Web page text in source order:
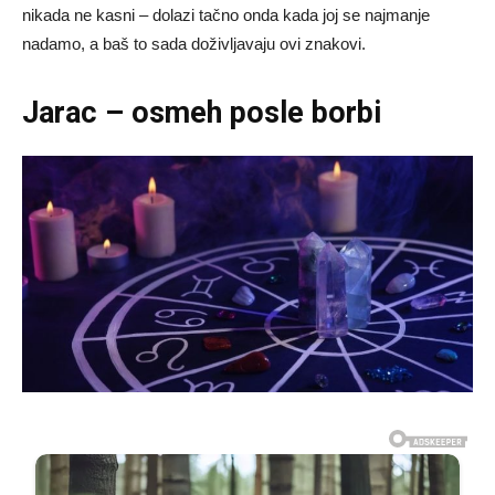
nikada ne kasni – dolazi tačno onda kada joj se najmanje
nadamo, a baš to sada doživljavaju ovi znakovi.
Jarac – osmeh posle borbi